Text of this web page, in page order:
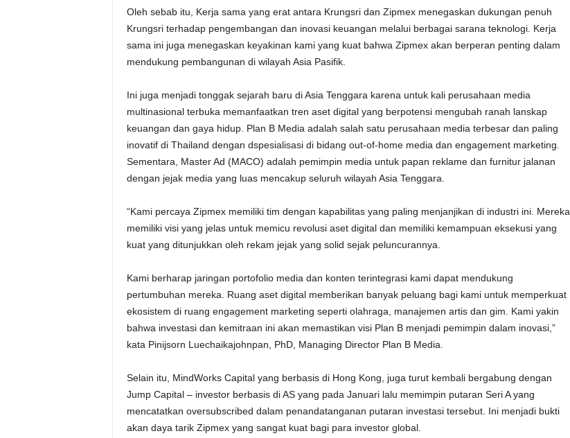
Oleh sebab itu, Kerja sama yang erat antara Krungsri dan Zipmex menegaskan dukungan penuh
Krungsri terhadap pengembangan dan inovasi keuangan melalui berbagai sarana teknologi. Kerja
sama ini juga menegaskan keyakinan kami yang kuat bahwa Zipmex akan berperan penting dalam
mendukung pembangunan di wilayah Asia Pasifik.
Ini juga menjadi tonggak sejarah baru di Asia Tenggara karena untuk kali perusahaan media
multinasional terbuka memanfaatkan tren aset digital yang berpotensi mengubah ranah lanskap
keuangan dan gaya hidup. Plan B Media adalah salah satu perusahaan media terbesar dan paling
inovatif di Thailand dengan dspesialisasi di bidang out-of-home media dan engagement marketing.
Sementara, Master Ad (MACO) adalah pemimpin media untuk papan reklame dan furnitur jalanan
dengan jejak media yang luas mencakup seluruh wilayah Asia Tenggara.
“Kami percaya Zipmex memiliki tim dengan kapabilitas yang paling menjanjikan di industri ini. Mereka
memiliki visi yang jelas untuk memicu revolusi aset digital dan memiliki kemampuan eksekusi yang
kuat yang ditunjukkan oleh rekam jejak yang solid sejak peluncurannya.
Kami berharap jaringan portofolio media dan konten terintegrasi kami dapat mendukung
pertumbuhan mereka. Ruang aset digital memberikan banyak peluang bagi kami untuk memperkuat
ekosistem di ruang engagement marketing seperti olahraga, manajemen artis dan gim. Kami yakin
bahwa investasi dan kemitraan ini akan memastikan visi Plan B menjadi pemimpin dalam inovasi,”
kata Pinijsorn Luechaikajohnpan, PhD, Managing Director Plan B Media.
Selain itu, MindWorks Capital yang berbasis di Hong Kong, juga turut kembali bergabung dengan
Jump Capital – investor berbasis di AS yang pada Januari lalu memimpin putaran Seri A yang
mencatatkan oversubscribed dalam penandatanganan putaran investasi tersebut. Ini menjadi bukti
akan daya tarik Zipmex yang sangat kuat bagi para investor global.